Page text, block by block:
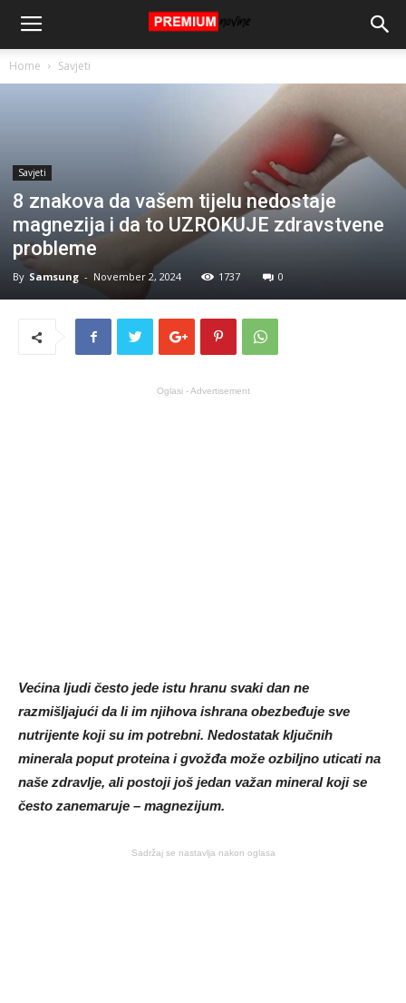
Home Savjeti
Savjeti
8 znakova da vašem tijelu nedostaje
magnezija i da to UZROKUJE zdravstvene
probleme
By Samsung - November 2, 2024 1737 0
Oglasi - Advertisement
Većina ljudi često jede istu hranu svaki dan ne
razmišljajući da li im njihova ishrana obezbeđuje sve
nutrijente koji su im potrebni. Nedostatak ključnih
minerala poput proteina i gvožđa može ozbiljno uticati na
naše zdravlje, ali postoji još jedan važan mineral koji se
često zanemaruje – magnezijum.
Sadržaj se nastavlja nakon oglasa